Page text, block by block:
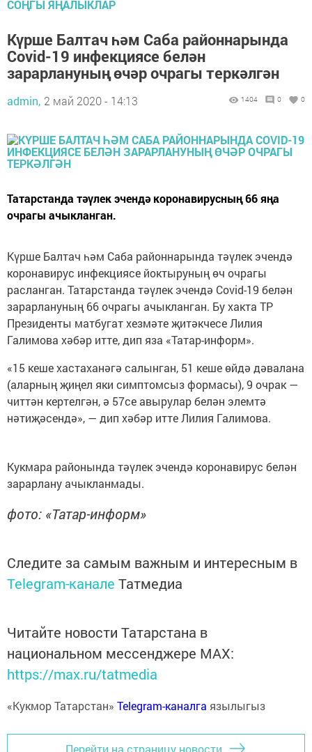
СОҢГЫ ЯҢАЛЫКЛАР
Күрше Балтач һәм Саба районнарында
Covid-19 инфекциясе белән
зарарлануның өчәр очрагы теркәлгән
admin, 2 май 2020 - 14:13 1404 0 0
Татарстанда тәүлек эчендә коронавирусның 66 яңа
очрагы ачыкланган.
Күрше Балтач һәм Саба районнарында тәүлек эчендә
коронавирус инфекциясе йоктыруның өч очрагы
расланган. Татарстанда тәүлек эчендә Covid-19 белән
зарарлануның 66 очрагы ачыкланган. Бу хакта ТР
Президенты матбугат хезмәте җитәкчесе Лилия
Галимова хәбәр итте, дип яза «Татар-информ».
«15 кеше хастаханәгә салынган, 51 кеше өйдә дәвалана
(аларның җиңел яки симптомсыз формасы), 9 очрак —
читтән кертелгән, ә 57се авырулар белән элемтә
нәтиҗәсендә», — дип хәбәр итте Лилия Галимова.
Кукмара районында тәүлек эчендә коронавирус белән
зарарлану ачыкланмады.
фото: «Татар-информ»
Следите за самым важным и интересным в
Telegram-канале Татмедиа
Читайте новости Татарстана в
национальном мессенджере MАХ:
https://max.ru/tatmedia
«Кукмор Татарстан» Telegram-каналга язылыгыз
Перейти на страницу новости